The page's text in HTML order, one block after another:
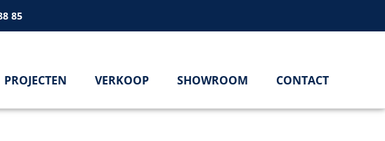
85
PROJECTEN VERKOOP SHOWROOM CONTACT